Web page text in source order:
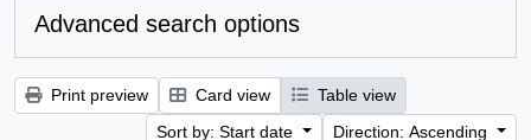
Advanced search options
Print preview Card view
Table view
Sort by: Start date
Direction: Ascending